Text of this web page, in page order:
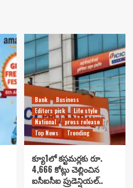
Bank
Business
Editors pick
Life style
National
press release
Top News
Trending
క్యూ1లో కస్టమర్లకు రూ.
4,666 కోట్లు చెల్లించిన
ఐసీఐసీఐ ప్రుడెన్షియల్..